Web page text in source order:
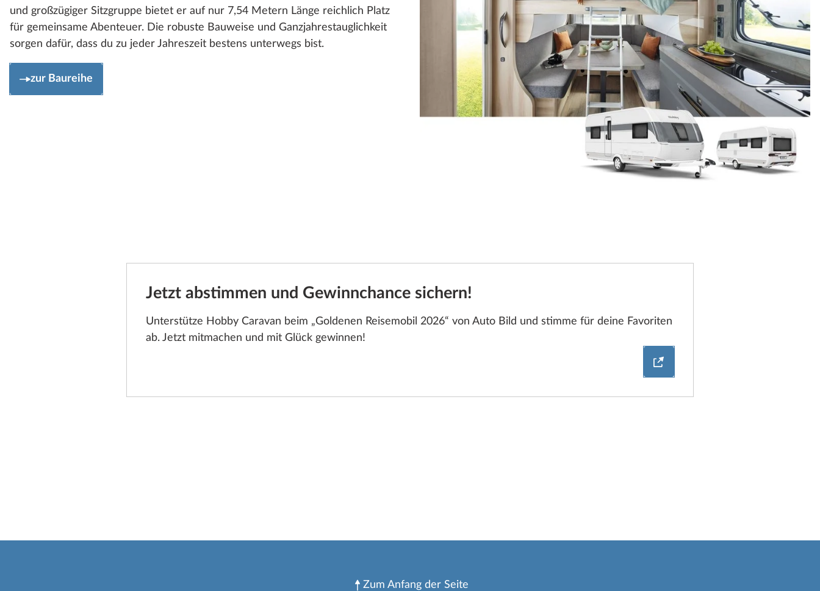
und großzügiger Sitzgruppe bietet er auf nur 7,54 Metern Länge reichlich Platz
für gemeinsame Abenteuer. Die robuste Bauweise und Ganzjahrestauglichkeit
sorgen dafür, dass du zu jeder Jahreszeit bestens unterwegs bist.
zur Baureihe
Jetzt abstimmen und Gewinnchance sichern!
Unterstütze Hobby Caravan beim „Goldenen Reisemobil 2026“ von Auto Bild und stimme für deine Favoriten
ab. Jetzt mitmachen und mit Glück gewinnen!
Jetzt abstimmen
Zum Anfang der Seite